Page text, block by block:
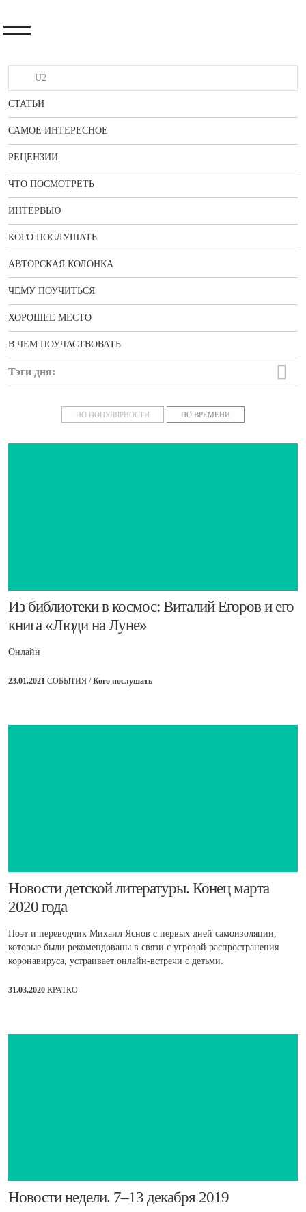
СТАТЬИ
САМОЕ ИНТЕРЕСНОЕ
РЕЦЕНЗИИ
ЧТО ПОСМОТРЕТЬ
ИНТЕРВЬЮ
КОГО ПОСЛУШАТЬ
АВТОРСКАЯ КОЛОНКА
ЧЕМУ ПОУЧИТЬСЯ
ХОРОШЕЕ МЕСТО
В ЧЕМ ПОУЧАСТВОВАТЬ
Тэги дня:
ПО ПОПУЛЯРНОСТИ ПО ВРЕМЕНИ
​Из библиотеки в космос: Виталий Егоров и его
книга «Люди на Луне»
Онлайн
23.01.2021 СОБЫТИЯ /Кого послушать
​Новости детской литературы. Конец марта
2020 года
Поэт и переводчик Михаил Яснов с первых дней самоизоляции,
которые были рекомендованы в связи с угрозой распространения
коронавируса, устраивает онлайн-встречи с детьми.
31.03.2020 КРАТКО
​Новости недели. 7–13 декабря 2019